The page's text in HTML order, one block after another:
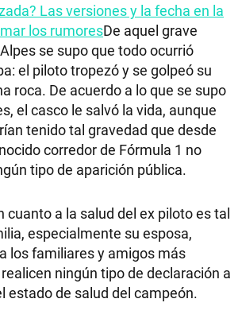
Las versiones y la fecha en la
los rumoresDe aquel grave
se supo que todo ocurrió
el piloto tropezó y se golpeó su
roca. De acuerdo a lo que se supo
el casco le salvó la vida, aunque
tenido tal gravedad que desde
corredor de Fórmula 1 no
tipo de aparición pública.
cuanto a la salud del ex piloto es tal
especialmente su esposa,
los familiares y amigos más
ningún tipo de declaración a
estado de salud del campeón.